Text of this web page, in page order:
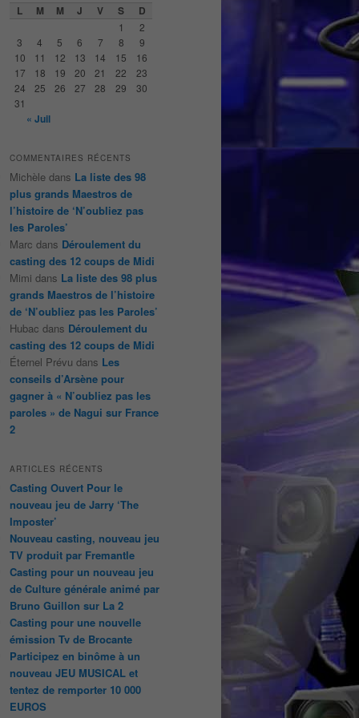
L M M J V S D
1
2
3
4 5 6 7 8
9
10
11 12 13 14 15
16
17
18 19 20 21 22
23
24
25 26 27 28 29
30
31
« Juil
COMMENTAIRES RÉCENTS
Michèle dans La liste des 98
plus grands Maestros de
l’histoire de ‘N’oubliez pas
les Paroles’
Marc dans Déroulement du
casting des 12 coups de Midi
Mimi dans La liste des 98 plus
grands Maestros de l’histoire
de ‘N’oubliez pas les Paroles’
Hubac dans Déroulement du
casting des 12 coups de Midi
Éternel Prévu dans Les
conseils d’Arsène pour
gagner à « N’oubliez pas les
paroles » de Nagui sur France
2
ARTICLES RÉCENTS
Casting Ouvert Pour le
nouveau jeu de Jarry ‘The
Imposter’
Nouveau casting, nouveau jeu
TV produit par Fremantle
Casting pour un nouveau jeu
de Culture générale animé par
Bruno Guillon sur La 2
Casting pour une nouvelle
émission Tv de Brocante
Participez en binôme à un
nouveau JEU MUSICAL et
tentez de remporter 10 000
EUROS